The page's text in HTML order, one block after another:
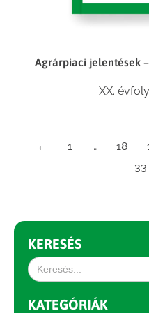
Agrárpiaci jelentések
XX.
← 1 … 18
33
KERESÉS
Search
for:
KATEGÓRIÁK